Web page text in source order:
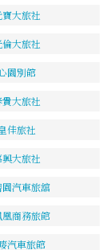
寶大旅社
倫大旅社
園別館
貴大旅社
佳旅社
興大旅社
園汽車旅舘
凰商務旅館
汽車旅館